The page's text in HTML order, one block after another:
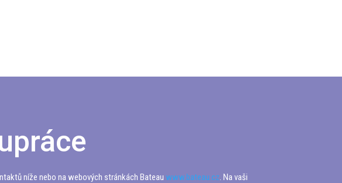
níže nebo na webových stránkách Bateauwww.bateau.cz. Na vaši